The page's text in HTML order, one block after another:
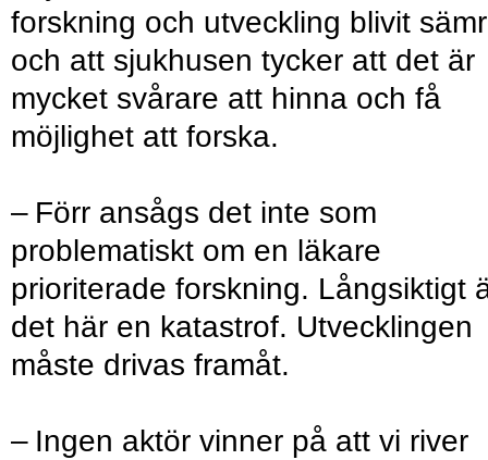
forskning och utveckling blivit
och att sjukhusen tycker att det är
mycket svårare att hinna och få
möjlighet att forska.
– Förr ansågs det inte som
problematiskt om en läkare
prioriterade forskning. Långsiktigt
det här en katastrof. Utvecklingen
måste drivas framåt.
– Ingen aktör vinner på att vi river